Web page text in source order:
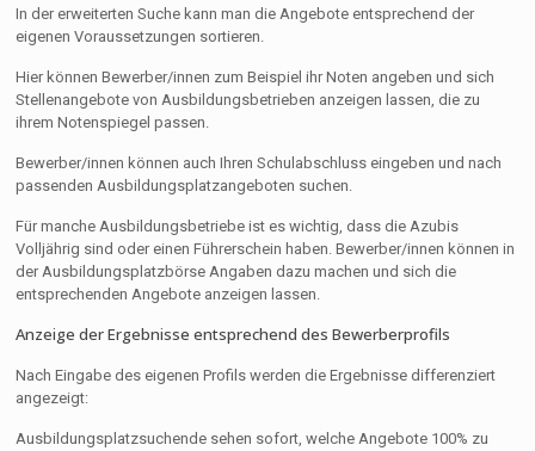
In der erweiterten Suche kann man die Angebote entsprechend der
eigenen Voraussetzungen sortieren.
Hier können Bewerber/innen zum Beispiel ihr Noten angeben und sich
Stellenangebote von Ausbildungsbetrieben anzeigen lassen, die zu
ihrem Notenspiegel passen.
Bewerber/innen können auch Ihren Schulabschluss eingeben und nach
passenden Ausbildungsplatzangeboten suchen.
Für manche Ausbildungsbetriebe ist es wichtig, dass die Azubis
Volljährig sind oder einen Führerschein haben. Bewerber/innen können in
der Ausbildungsplatzbörse Angaben dazu machen und sich die
entsprechenden Angebote anzeigen lassen.
Anzeige der Ergebnisse entsprechend des Bewerberprofils
Nach Eingabe des eigenen Profils werden die Ergebnisse differenziert
angezeigt:
Ausbildungsplatzsuchende sehen sofort, welche Angebote 100% zu